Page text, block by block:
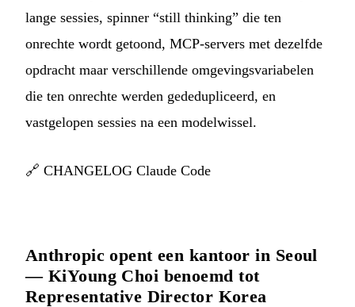
lange sessies, spinner “still thinking” die ten
onrechte wordt getoond, MCP-servers met dezelfde
opdracht maar verschillende omgevingsvariabelen
die ten onrechte werden gededupliceerd, en
vastgelopen sessies na een modelwissel.
🔗 CHANGELOG Claude Code
Anthropic opent een kantoor in Seoul
— KiYoung Choi benoemd tot
Representative Director Korea